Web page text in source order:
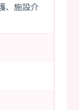
、施設介